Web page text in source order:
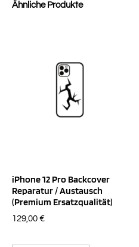
Ähnliche Produkte
iPhone 12 Pro Backcover
Reparatur / Austausch
(Premium Ersatzqualität)
129,00 €